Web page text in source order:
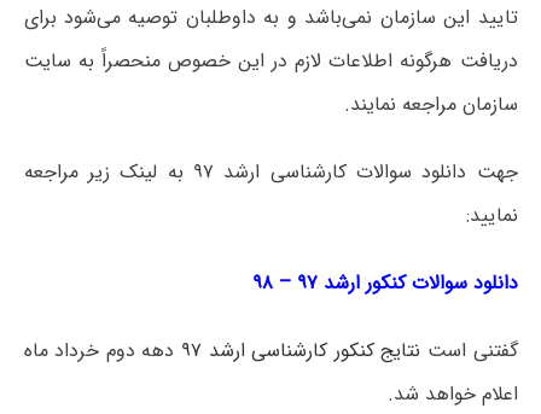
تایید این سازمان نمی‌باشد و به داوطلبان توصیه می‌شود برای
دریافت هرگونه اطلاعات لازم در این خصوص منحصراً به سایت
سازمان مراجعه نمایند.
جهت دانلود سوالات کارشناسی ارشد ۹۷ به لینک زیر مراجعه
نمایید:
دانلود سوالات کنکور ارشد ۹۷ – ۹۸
گفتنی است نتایج کنکور کارشناسی ارشد ۹۷
دهه دوم خرداد ماه
اعلام خواهد شد.